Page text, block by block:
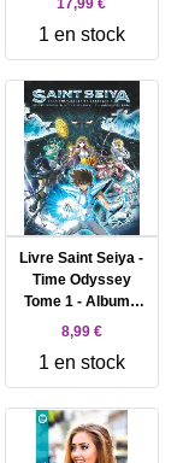
17,99 €
1 en stock
Livre Saint Seiya -
Time Odyssey
Tome 1 - Album -
Ikki dans les
8,99 €
1 en stock